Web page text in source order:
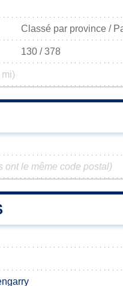
Classé par province /
130 / 378
ont le même code postal)